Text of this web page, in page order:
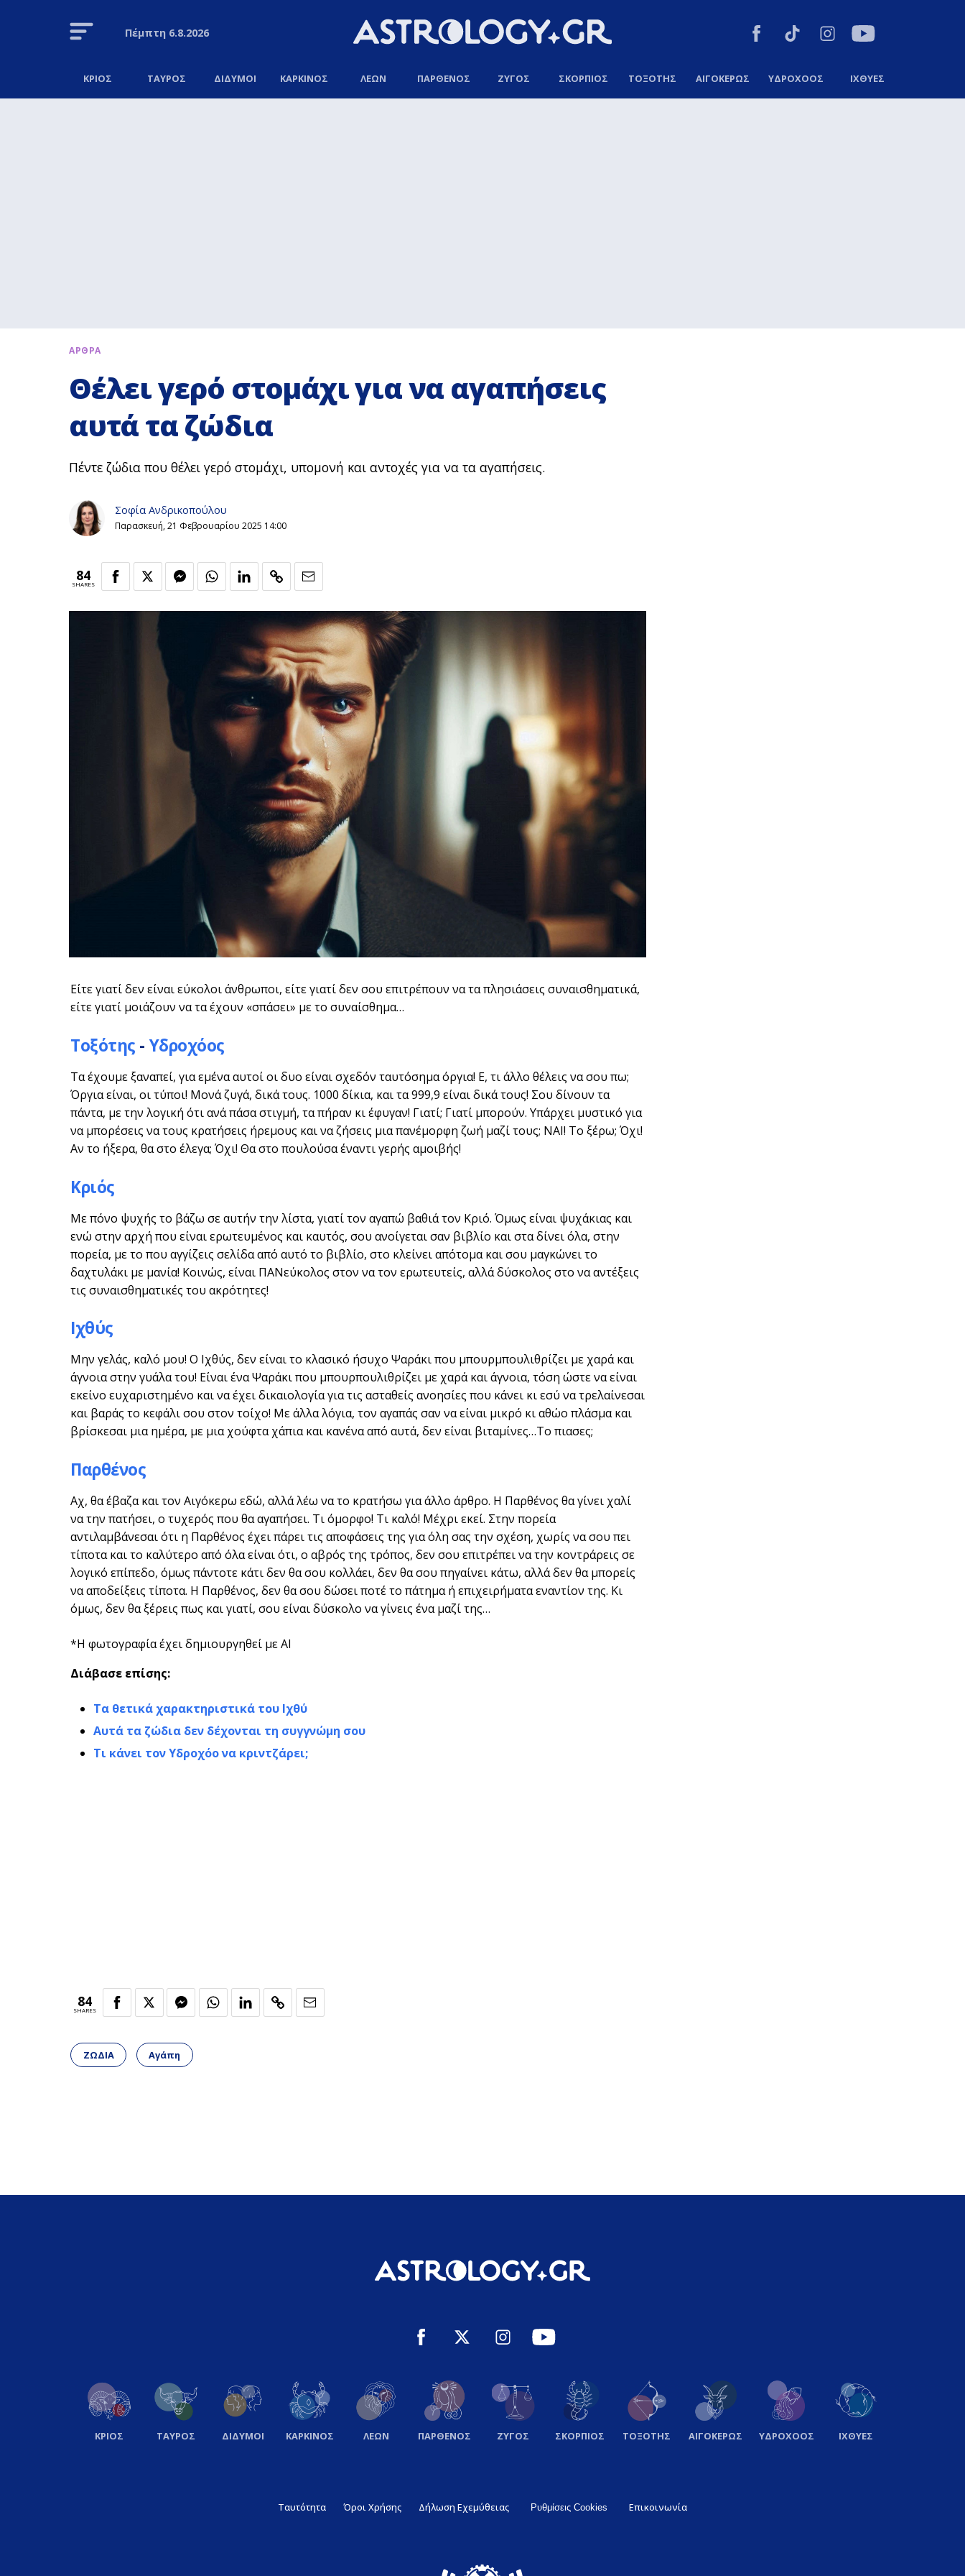
Πέμπτη6.8.2026
ΚΡΙΟΣ ΤΑΥΡΟΣ ΔΙΔΥΜΟΙ ΚΑΡΚΙΝΟΣ ΛΕΩΝ ΠΑΡΘΕΝΟΣ ΖΥΓΟΣ ΣΚΟΡΠΙΟΣ ΤΟΞΟΤΗΣ ΑΙΓΟΚΕΡΩΣ ΥΔΡΟΧΟΟΣ ΙΧΘΥΕΣ
ΑΡΘΡΑ
Θέλει γερό στομάχι για να αγαπήσεις
αυτά τα ζώδια
Πέντε ζώδια που θέλει γερό στομάχι, υπομονή και αντοχές για να τα αγαπήσεις.
Σοφία Ανδρικοπούλου
Παρασκευή, 21 Φεβρουαρίου 2025 14:00
84
SHARES
Είτε γιατί δεν είναι εύκολοι άνθρωποι, είτε γιατί δεν σου επιτρέπουν να τα πλησιάσεις συναισθηματικά,
είτε γιατί μοιάζουν να τα έχουν «σπάσει» με το συναίσθημα…
Τοξότης - Υδροχόος
Τα έχουμε ξαναπεί, για εμένα αυτοί οι δυο είναι σχεδόν ταυτόσημα όργια! Ε, τι άλλο θέλεις να σου πω;
Όργια είναι, οι τύποι! Μονά ζυγά, δικά τους. 1000 δίκια, και τα 999,9 είναι δικά τους! Σου δίνουν τα
πάντα, με την λογική ότι ανά πάσα στιγμή, τα πήραν κι έφυγαν! Γιατί; Γιατί μπορούν. Υπάρχει μυστικό για
να μπορέσεις να τους κρατήσεις ήρεμους και να ζήσεις μια πανέμορφη ζωή μαζί τους; ΝΑΙ! Το ξέρω; Όχι!
Αν το ήξερα, θα στο έλεγα; Όχι! Θα στο πουλούσα έναντι γερής αμοιβής!
Κριός
Με πόνο ψυχής το βάζω σε αυτήν την λίστα, γιατί τον αγαπώ βαθιά τον Κριό. Όμως είναι ψυχάκιας και
ενώ στην αρχή που είναι ερωτευμένος και καυτός, σου ανοίγεται σαν βιβλίο και στα δίνει όλα, στην
πορεία, με το που αγγίζεις σελίδα από αυτό το βιβλίο, στο κλείνει απότομα και σου μαγκώνει το
δαχτυλάκι με μανία! Κοινώς, είναι ΠΑΝεύκολος στον να τον ερωτευτείς, αλλά δύσκολος στο να αντέξεις
τις συναισθηματικές του ακρότητες!
Ιχθύς
Μην γελάς, καλό μου! Ο Ιχθύς, δεν είναι το κλασικό ήσυχο Ψαράκι που μπουρμπουλιθρίζει με χαρά και
άγνοια στην γυάλα του! Είναι ένα Ψαράκι που μπουρπουλιθρίζει με χαρά και άγνοια, τόση ώστε να είναι
εκείνο ευχαριστημένο και να έχει δικαιολογία για τις ασταθείς ανοησίες που κάνει κι εσύ να τρελαίνεσαι
και βαράς το κεφάλι σου στον τοίχο! Με άλλα λόγια, τον αγαπάς σαν να είναι μικρό κι αθώο πλάσμα και
βρίσκεσαι μια ημέρα, με μια χούφτα χάπια και κανένα από αυτά, δεν είναι βιταμίνες…Το πιασες;
Παρθένος
Αχ, θα έβαζα και τον Αιγόκερω εδώ, αλλά λέω να το κρατήσω για άλλο άρθρο. Η Παρθένος θα γίνει χαλί
να την πατήσει, ο τυχερός που θα αγαπήσει. Τι όμορφο! Τι καλό! Μέχρι εκεί. Στην πορεία
αντιλαμβάνεσαι ότι η Παρθένος έχει πάρει τις αποφάσεις της για όλη σας την σχέση, χωρίς να σου πει
τίποτα και το καλύτερο από όλα είναι ότι, ο αβρός της τρόπος, δεν σου επιτρέπει να την κοντράρεις σε
λογικό επίπεδο, όμως πάντοτε κάτι δεν θα σου κολλάει, δεν θα σου πηγαίνει κάτω, αλλά δεν θα μπορείς
να αποδείξεις τίποτα. Η Παρθένος, δεν θα σου δώσει ποτέ το πάτημα ή επιχειρήματα εναντίον της. Κι
όμως, δεν θα ξέρεις πως και γιατί, σου είναι δύσκολο να γίνεις ένα μαζί της…
*Η φωτογραφία έχει δημιουργηθεί με AI
Διάβασε επίσης:
Τα θετικά χαρακτηριστικά του Ιχθύ
Αυτά τα ζώδια δεν δέχονται τη συγγνώμη σου
Τι κάνει τον Υδροχόο να κριντζάρει;
84
SHARES
ΖΩΔΙΑ Αγάπη
ΚΡΙΟΣ ΤΑΥΡΟΣ ΔΙΔΥΜΟΙ ΚΑΡΚΙΝΟΣ ΛΕΩΝ ΠΑΡΘΕΝΟΣ ΖΥΓΟΣ ΣΚΟΡΠΙΟΣ ΤΟΞΟΤΗΣ ΑΙΓΟΚΕΡΩΣ ΥΔΡΟΧΟΟΣ ΙΧΘΥΕΣ
Ταυτότητα Όροι Χρήσης Δήλωση Εχεμύθειας Ρυθμίσεις Cookies Επικοινωνία